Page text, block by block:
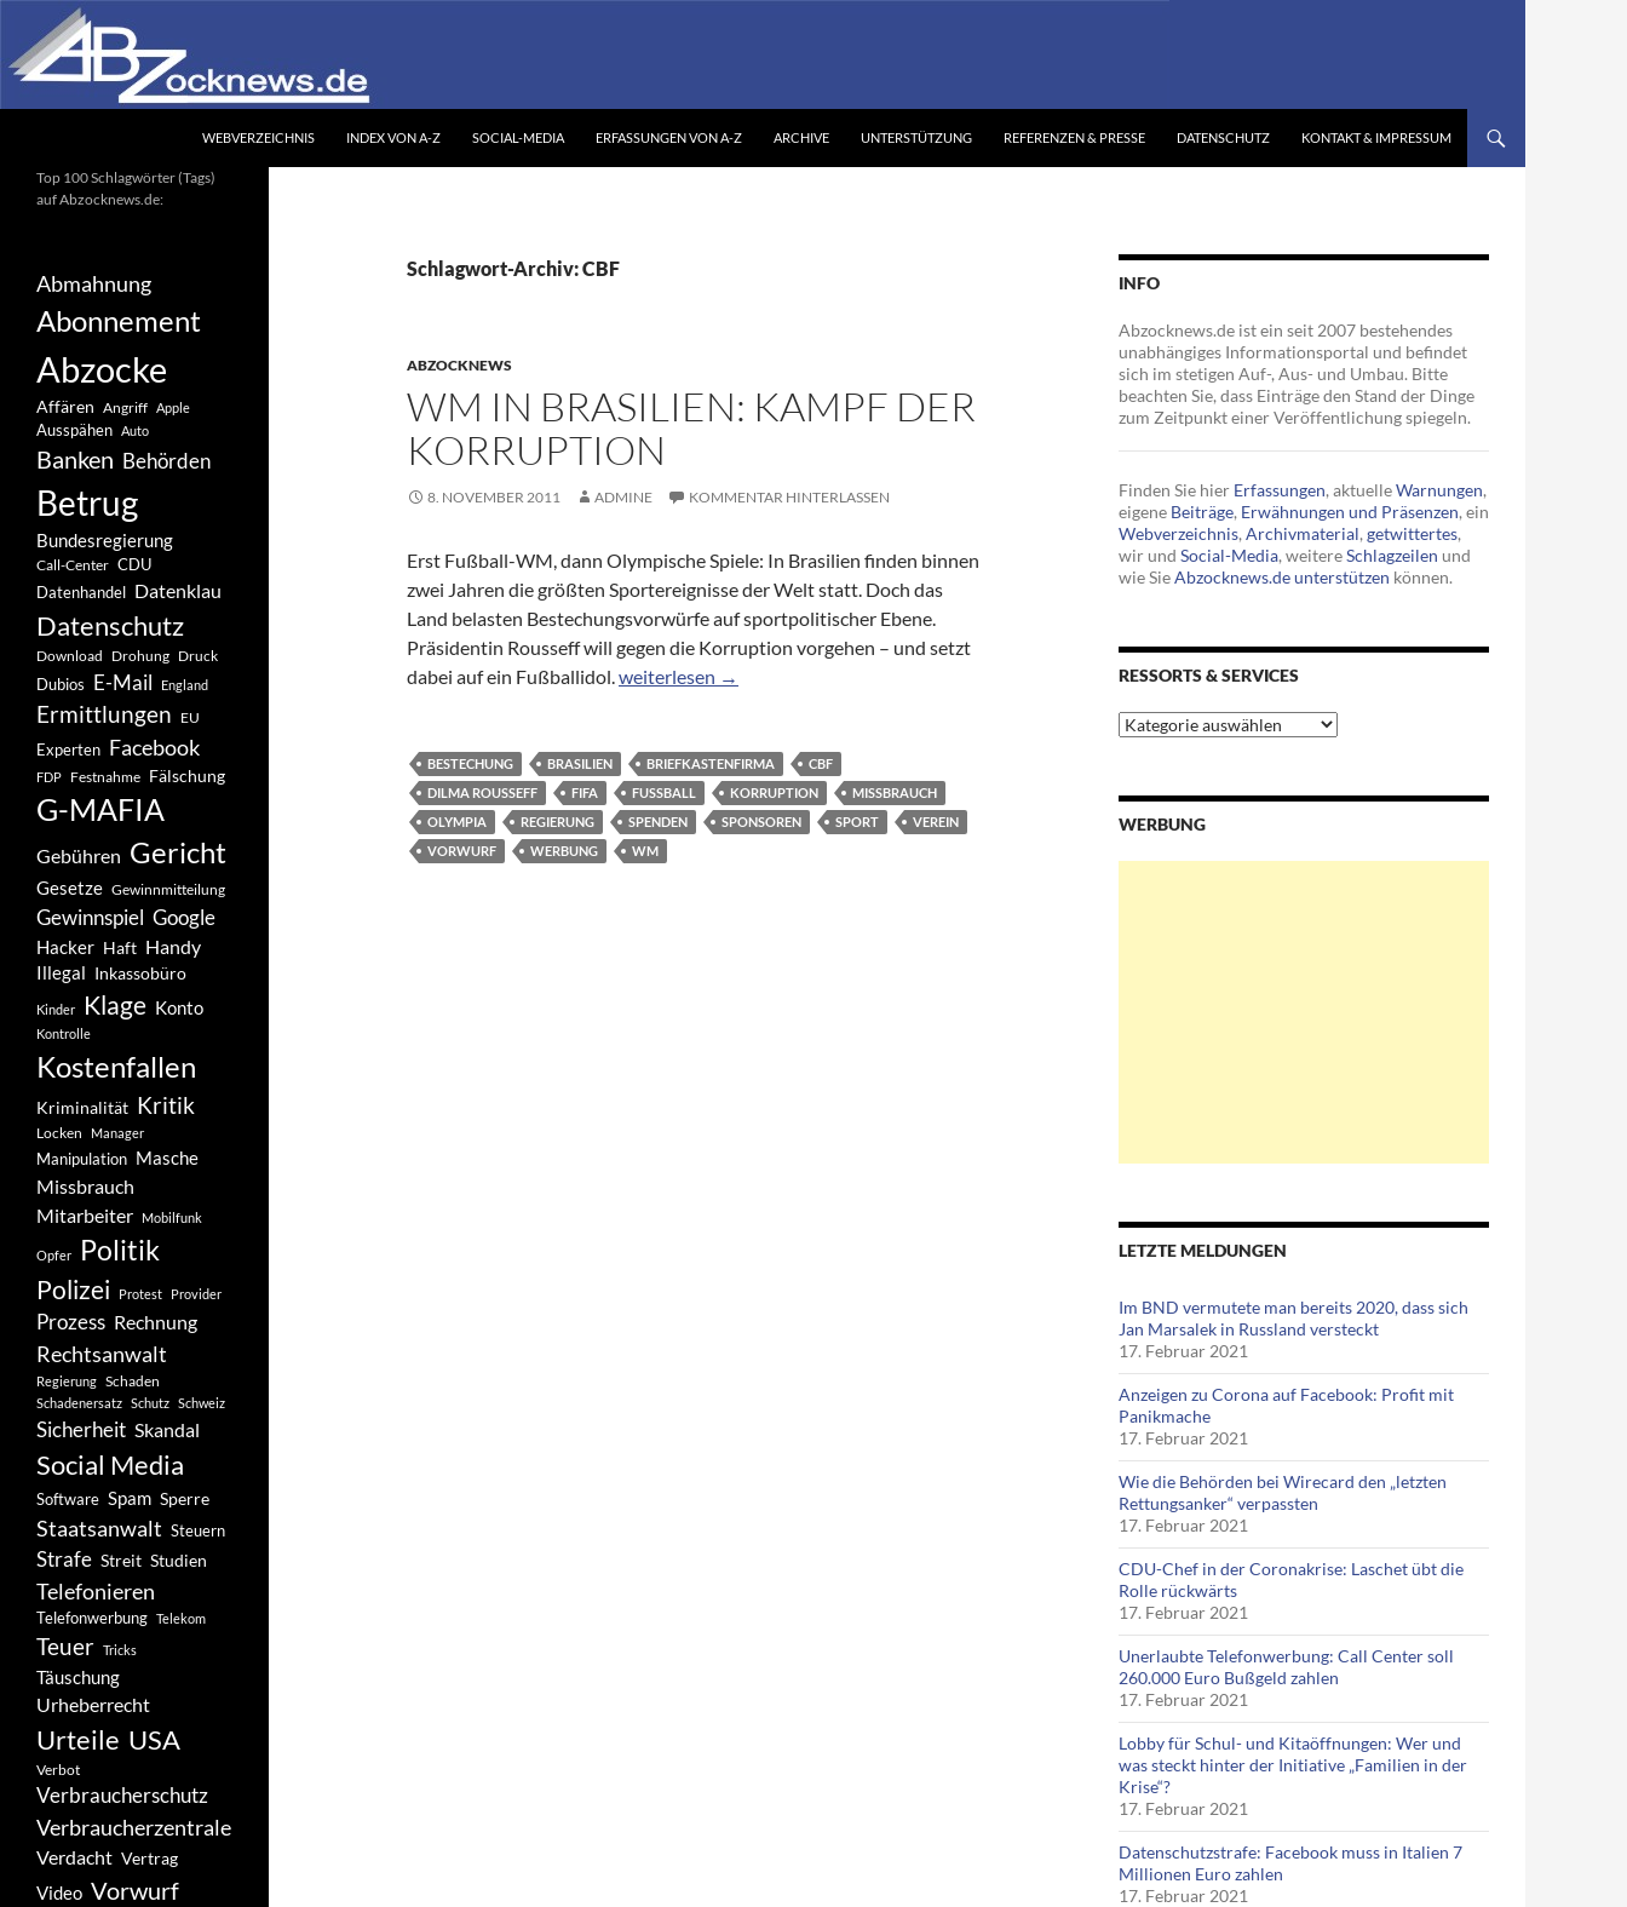
Inhalt
springen
WEBVERZEICHNIS INDEX VON A-Z SOCIAL-MEDIA ERFASSUNGEN VON A-Z ARCHIVE UNTERSTÜTZUNG REFERENZEN & PRESSE DATENSCHUTZ KONTAKT & IMPRESSUM
Schlagwort-Archiv: CBF
ABZOCKNEWS
WM IN BRASILIEN: KAMPF DER
KORRUPTION
8. NOVEMBER 2011 ADMINE KOMMENTAR HINTERLASSEN
Erst Fußball-WM, dann Olympische Spiele: In Brasilien finden binnen
zwei Jahren die größten Sportereignisse der Welt statt. Doch das
Land belasten Bestechungsvorwürfe auf sportpolitischer Ebene.
Präsidentin Rousseff will gegen die Korruption vorgehen – und setzt
dabei auf ein Fußballidol.WM in Brasilien: Kampf der Korruption
weiterlesen →
BESTECHUNG BRASILIEN BRIEFKASTENFIRMA
CBF
DILMA ROUSSEFF
FIFA FUSSBALL KORRUPTION
MISSBRAUCH
OLYMPIA
REGIERUNG SPENDEN SPONSOREN SPORT
VEREIN
VORWURF
WERBUNG WM
INFO
Abzocknews.de ist ein seit 2007 bestehendes
unabhängiges Informationsportal und befindet
sich im stetigen Auf-, Aus- und Umbau. Bitte
beachten Sie, dass Einträge den Stand der Dinge
zum Zeitpunkt einer Veröffentlichung spiegeln.
Finden Sie hier Erfassungen, aktuelleWarnungen,
eigene Beiträge, Erwähnungen und Präsenzen, ein
Webverzeichnis, Archivmaterial, getwittertes,
wir und Social-Media, weitereSchlagzeilen und
wie SieAbzocknews.de unterstützen können.
RESSORTS & SERVICES
Ressorts
&
WERBUNG
LETZTE MELDUNGEN
Im BND vermutete man bereits 2020, dass sich
Jan Marsalek in Russland versteckt
17. Februar 2021
Anzeigen zu Corona auf Facebook: Profit mit
Panikmache
17. Februar 2021
Wie die Behörden bei Wirecard den „letzten
Rettungsanker“ verpassten
17. Februar 2021
CDU-Chef in der Coronakrise: Laschet übt die
Rolle rückwärts
17. Februar 2021
Unerlaubte Telefonwerbung: Call Center soll
260.000 Euro Bußgeld zahlen
17. Februar 2021
Lobby für Schul- und Kitaöffnungen: Wer und
was steckt hinter der Initiative „Familien in der
Krise“?
17. Februar 2021
Datenschutzstrafe: Facebook muss in Italien 7
Millionen Euro zahlen
17. Februar 2021
Ihr unabhängiges
Informationsportal
Top 100 Schlagwörter (Tags)
auf Abzocknews.de:
Abmahnung
Abonnement
Abzocke
Affären Angriff Apple
Ausspähen Auto
Banken Behörden
Betrug
Bundesregierung
Call-Center CDU
Datenhandel Datenklau
Datenschutz
Download Drohung Druck
Dubios E-Mail England
Ermittlungen EU
Experten Facebook
FDP Festnahme Fälschung
G-MAFIA
Gebühren Gericht
Gesetze Gewinnmitteilung
Gewinnspiel Google
Hacker Haft Handy
Illegal Inkassobüro
Kinder Klage Konto
Kontrolle
Kostenfallen
Kriminalität Kritik
Locken Manager
Manipulation Masche
Missbrauch
Mitarbeiter
Mobilfunk
Opfer Politik
Polizei Protest Provider
Prozess Rechnung
Rechtsanwalt
Regierung Schaden
Schadenersatz Schutz Schweiz
Sicherheit Skandal
Social Media
Software Spam Sperre
Staatsanwalt Steuern
Strafe Streit Studien
Telefonieren
Telefonwerbung Telekom
Teuer Tricks
Täuschung
Urheberrecht
Urteile USA
Verbot
Verbraucherschutz
Verbraucherzentrale
Verdacht Vertrag
Video Vorwurf